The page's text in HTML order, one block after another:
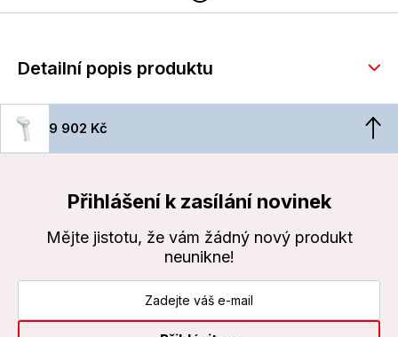
Detailní popis produktu
9 902 Kč
Přihlášení k zasílání novinek
Mějte jistotu, že vám žádný nový produkt
neunikne!